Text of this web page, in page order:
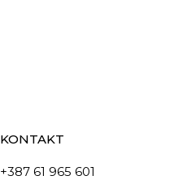
KONTAKT
+387 61 965 601